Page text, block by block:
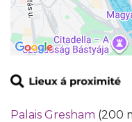
Palais Gresham (200